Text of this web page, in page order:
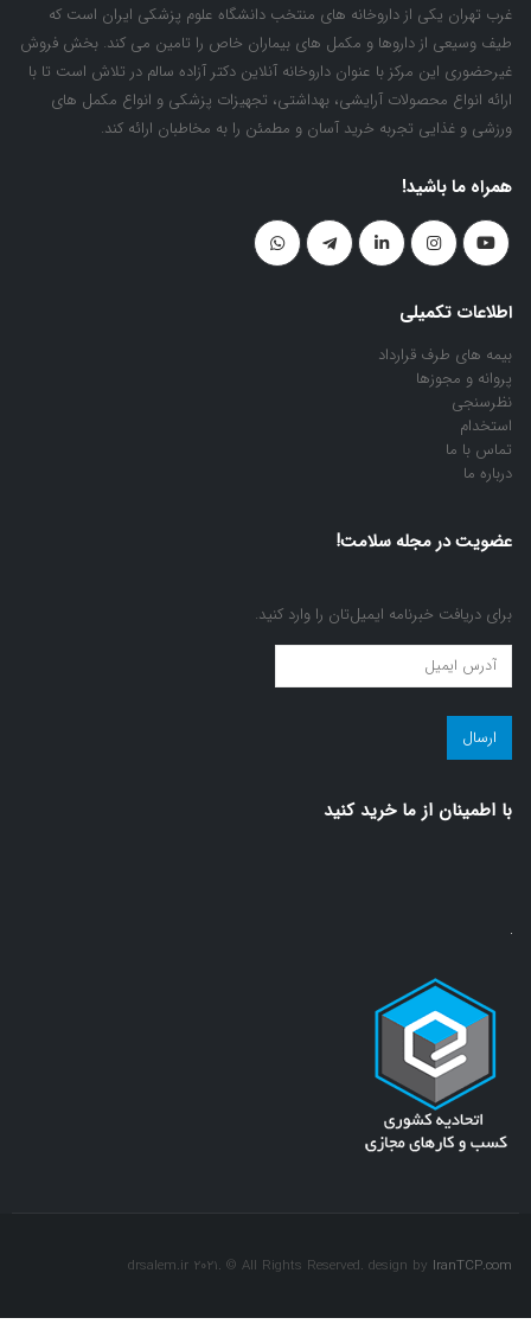
غرب تهران یکی از داروخانه های منتخب دانشگاه علوم پزشکی ایران است که
طیف وسیعی از داروها و مکمل های بیماران خاص را تامین می کند. بخش فروش
غیرحضوری این مرکز با عنوان داروخانه آنلاین دکتر آزاده سالم در تلاش است تا با
ارائه انواع محصولات آرایشی، بهداشتی، تجهیزات پزشکی و انواع مکمل های
ورزشی و غذایی تجربه خرید آسان و مطمئن را به مخاطبان ارائه کند.
همراه ما باشید!
اطلاعات تکمیلی
بیمه های طرف قرارداد
پروانه و مجوزها
نظرسنجی
استخدام
تماس با ما
درباره ما
عضویت در مجله سلامت!
برای دریافت خبرنامه ایمیل‌تان را وارد کنید.
عضویت
در
مجله
سلامت!
با اطمينان از ما خريد كنيد
drsalem.ir 2021. © All Rights Reserved. design by IranTCP.com